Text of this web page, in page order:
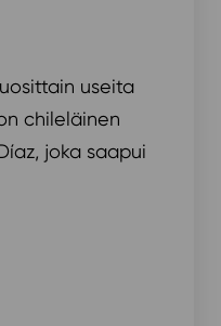
useita
chileläinen
joka saapui